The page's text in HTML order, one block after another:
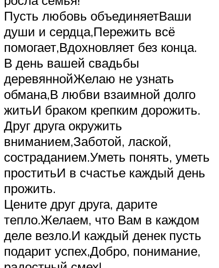
Пусть любовь объединяетВаши
души и сердца,Пережить всё
помогает,Вдохновляет без конца.
В день вашей свадьбы
деревяннойЖелаю не узнать
обмана,В любви взаимной долго
житьИ браком крепким дорожить.
Друг друга окружить
вниманием,Заботой, лаской,
состраданием.Уметь понять, уметь
проститьИ в счастье каждый день
прожить.
Цените друг друга, дарите
тепло.Желаем, что Вам в каждом
деле везло.И каждый денек пусть
подарит успех,Добро, понимание,